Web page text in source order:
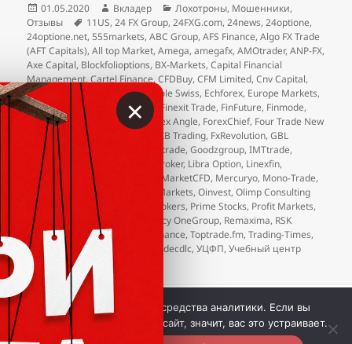
Опубликовано
01.05.2020 Автор
Вкладер Рубрики
Лохотроны, Мошенники,
Отзывы
Метки
11US,24 FX Group,24FXG.com,24news,24optione,
24optione.net,555markets,ABC Group,AFS Finance,Algo FX Trade
(AFT Capitals),All top Market,Amega,amegafx,AMOtrader,ANP-FX,
Axe Capital, Blockfolioptions, BX-Markets,Capital Financial
Management,Cartel Finance,CFDBuy,CFM Limited,Cnv Capital,
Conventus Group
Credit Agricole Swiss, Echforex, Europe Markets,
eXcentral
FGmarkets Finavix Finexit Trade, FinFuture, Finmode,
FOG Investment Company ,Forex Angle, ForexChief, Four Trade New
World Standards (4trade.cc)
FXB Trading, FxRevolution,GBL
Investing
Gekko XM Getprofit.trade,Goodzgroup,IMTtrade,
INEXPOINT
InvestActive JCX Broker, Libra Option, Linexfin,
LongShortCFD
,Malley Capital MarketCFD, Mercuryo, Mono-Trade,
NelsonFX
Neobrok New Rich Markets,Oinvest,Olimp Consulting
Ltd
olimp-consult Premium Brokers, Prime Stocks, Profit Markets,
Quineex, Red Fin Stocks Regency OneGroup, Remaxima, RSK
Partners, Size Market Terra Finance,Toptrade.fm,Trading-Times,
Unit Markets, Velmarket Viptradecdlc,УЦФП,Учебный центр
финансового планирования
гиперссылкой на сайт vklader.com или
@vklader .
Политика конфиденциальности.
Мы используем куки и средства аналитики. Если вы
продолжите использовать сайт, значит, вас это устраивает.
×